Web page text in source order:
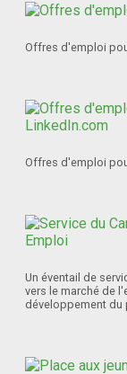
Offres d'emploi
Offres d'emploi
Un éventail de
vers le marché de
développement du